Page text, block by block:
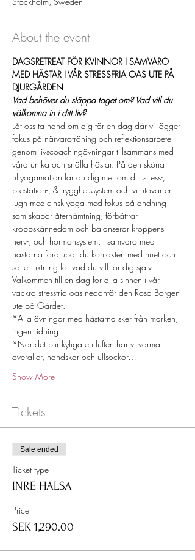
About the event
DAGSRETREAT FÖR KVINNOR I SAMVARO
MED HÄSTAR I VÅR STRESSFRIA OAS UTE PÅ
DJURGÅRDEN
Vad behöver du släppa taget om? Vad vill du
välkomna in i ditt liv?
Låt oss ta hand om dig för en dag där vi lägger
fokus på närvaroträning och reflektionsarbete
genom livscoachingövningar tillsammans med
våra unika och snälla hästar. På den sköna
ullyogamattan lär du dig mer om ditt stress-,
prestation-, & trygghetssystem och vi utövar en
lugn medicinsk yoga med fokus på andning
som skapar återhämtning, förbättrar
kroppskännedom och balanserar kroppens
nerv-, och hormonsystem. I samvaro med
hästarna fördjupar du kontakten med nuet och
sätter riktning för vad du vill för dig själv.
Välkommen till en dag för alla sinnen i vår
vackra stressfria oas nedanför den Rosa Borgen
ute på Gärdet.
*Alla övningar med hästarna sker från marken,
ingen ridning.
*När det blir kyligare i luften har vi varma
overaller, handskar och ullsockor…
Show More
Tickets
Sale ended
Ticket type
INRE HÄLSA
Price
SEK 1,290.00